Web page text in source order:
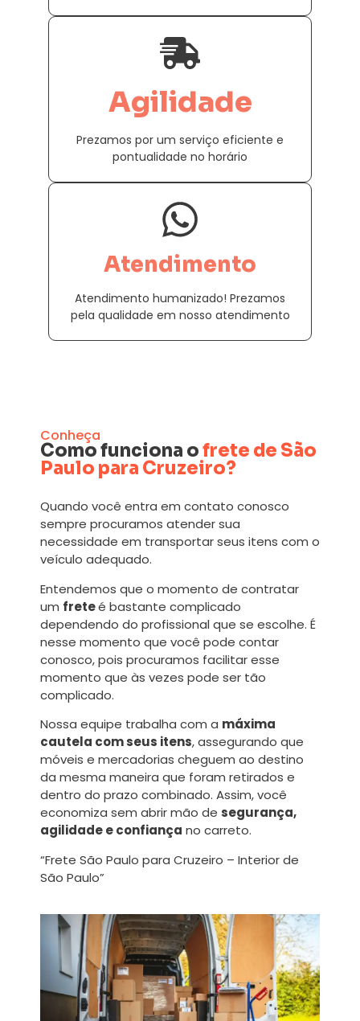
Agilidade
Prezamos por um serviço eficiente e
pontualidade no horário
Atendimento
Atendimento humanizado! Prezamos
pela qualidade em nosso atendimento
Conheça
Como funciona ofrete de São
Paulo para Cruzeiro?
Quando você entra em contato conosco
sempre procuramos atender sua
necessidade em transportar seus itens com o
veículo adequado.
Entendemos que o momento de contratar
um freteé bastante complicado
dependendo do profissional que se escolhe. É
nesse momento que você pode contar
conosco, pois procuramos facilitar esse
momento que às vezes pode ser tão
complicado.
Nossa equipe trabalha com a máxima
cautela com seus itens, assegurando que
móveis e mercadorias cheguem ao destino
da mesma maneira que foram retirados e
dentro do prazo combinado. Assim, você
economiza sem abrir mão de segurança,
agilidade e confiança no carreto.
“Frete São Paulo para Cruzeiro – Interior de
São Paulo”